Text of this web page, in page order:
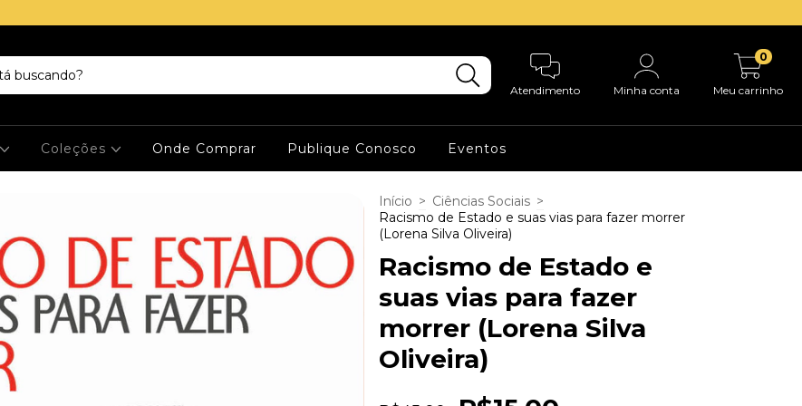
Atendimento Minha conta Meu carrinho
0
Coleções Onde Comprar Publique Conosco Eventos
Início > Ciências Sociais >
Racismo de Estado e suas vias para fazer morrer
(Lorena Silva Oliveira)
Racismo de Estado e
suas vias para fazer
morrer (Lorena Silva
Oliveira)